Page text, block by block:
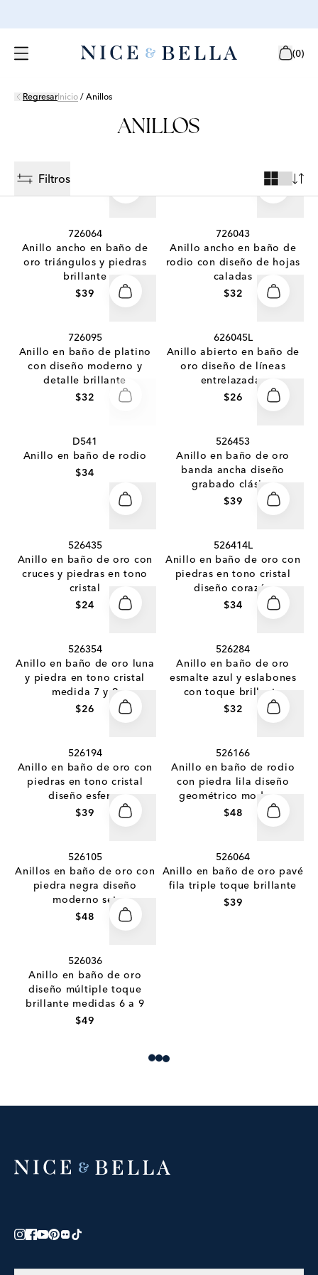
(0)
RegresarInicio / Anillos
ANILLOS
Filtros
726064
Anillo ancho en baño de
oro triángulos y piedras
brillante
$39
726043
Anillo ancho en baño de
rodio con diseño de hojas
caladas
$32
726095
Anillo en baño de platino
con diseño moderno y
detalle brillante
$32
626045L
Anillo abierto en baño de
oro diseño de líneas
entrelazadas
$26
D541
Anillo en baño de rodio
$34
526453
Anillo en baño de oro
banda ancha diseño
grabado clásico
$39
526435
Anillo en baño de oro con
cruces y piedras en tono
cristal
$24
526414L
Anillo en baño de oro con
piedras en tono cristal
diseño corazón
$34
526354
Anillo en baño de oro luna
y piedra en tono cristal
medida 7 y 9
$26
526284
Anillo en baño de oro
esmalte azul y eslabones
con toque brillante
$32
526194
Anillo en baño de oro con
piedras en tono cristal
diseño esferas
$39
526166
Anillo en baño de rodio
con piedra lila diseño
geométrico moderno
$48
526105
Anillos en baño de oro con
piedra negra diseño
moderno set
$48
526064
Anillo en baño de oro pavé
fila triple toque brillante
$39
526036
Anillo en baño de oro
diseño múltiple toque
brillante medidas 6 a 9
$49
Loading more products